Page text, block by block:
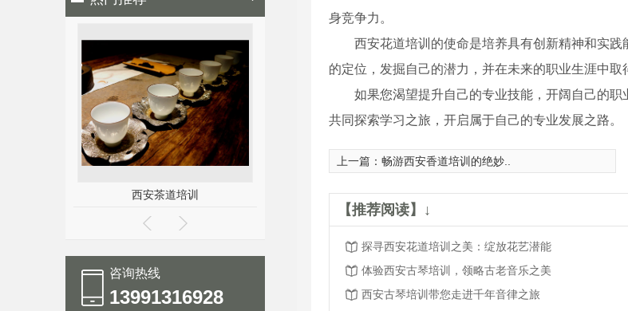
西安茶道培训 西安古琴培训 西安古琴培训价格
咨询热线
13991316928
身竞争力。
西安花道培训的使命是培养具有创新精神和实
的定位，发掘自己的潜力，并在未来的职业生涯中取
如果您渴望提升自己的专业技能，开阔自己的
共同探索学习之旅，开启属于自己的专业发展之路。
上一篇： 畅游西安香道培训的绝妙..
【推荐阅读】↓
探寻西安花道培训之美：绽放花艺潜能
体验西安古琴培训，领略古老音乐之美
西安古琴培训带您走进千年音律之旅